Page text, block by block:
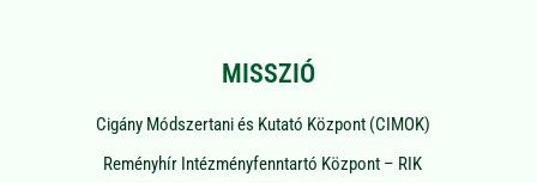
MISSZIÓ
Cigány Módszertani és Kutató Központ (CIMOK)
Reményhír Intézményfenntartó Központ – RIK